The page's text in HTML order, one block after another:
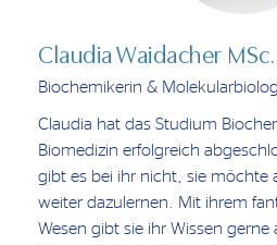
Claudia Waidacher MSc.
Biochemikerin &
Claudia hat das Studium
Biomedizin erfolgreich
gibt es bei ihr nicht, sie möchte
weiter dazulernen. Mit ihrem
Wesen gibt sie ihr Wissen